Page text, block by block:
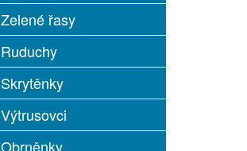
Zelené řasy
Ruduchy
Skrytěnky
Výtrusovci
Obrněnky